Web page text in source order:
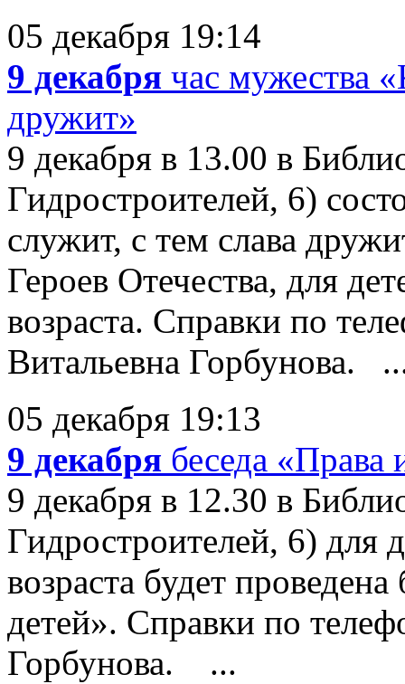
05 декабря 19:14
9 декабря час мужества
дружит»
9 декабря в 13.00 в
Гидростроителей, 6)
служит, с тем слава
Героев Отечества, для
возраста. Справки по
Витальевна Горбунова.
05 декабря 19:13
9 декабря беседа «Права
9 декабря в 12.30 в
Гидростроителей, 6) для
возраста будет
детей». Справки по
Горбунова. ...